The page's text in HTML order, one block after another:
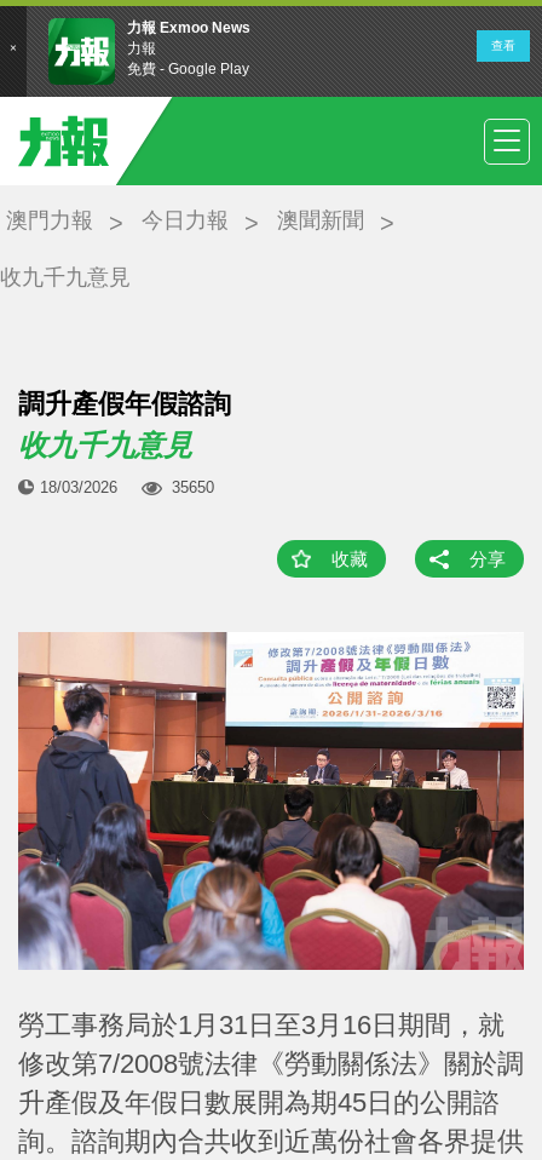
澳門力報 今日力報 澳聞新聞
收九千九意見
調升產假年假諮詢
收九千九意見
18/03/2026 35650
收藏 分享
勞工事務局於1月31日至3月16日期間，就
修改第7/2008號法律《勞動關係法》關於調
升產假及年假日數展開為期45日的公開諮
詢。諮詢期內合共收到近萬份社會各界提供